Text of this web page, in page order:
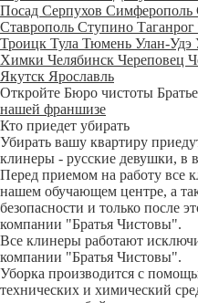
Посад Серпухов Симферополь
Ставрополь Ступино Таганрог
Троицк Тула Тюмень Улан-Удэ
Химки Челябинск Череповец
Якутск Ярославль
Откройте Бюро чистоты
нашей франшизе
Кто приедет убирать
Убирать вашу квартиру
клинеры - русские девушки, в
Перед приемом на работу все
нашем обучающем центре, а
безопасности и только после
компании "Братья Чистовы".
Все клинеры работают
компании "Братья Чистовы".
Уборка производится с
технических и химический